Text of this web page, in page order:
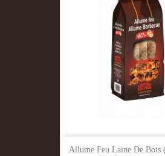
Allume Feu Laine De Bois